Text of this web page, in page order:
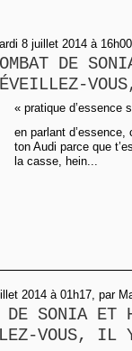
8 juillet 2014 à
DE
« pratique d’essence
en parlant
ton Audi parce que
la casse, hein...
2014 à 01h17, par
DE SONIA ET
VOUS,